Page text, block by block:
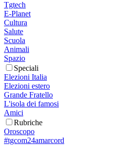
Tgtech
E-Planet
Cultura
Salute
Scuola
Animali
Spazio
Speciali
Elezioni Italia
Elezioni estero
Grande Fratello
L'isola dei famosi
Amici
Rubriche
Oroscopo
#tgcom24amarcord